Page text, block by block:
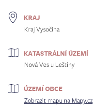
KRAJ
Kraj Vysočina
KATASTRÁLNÍ ÚZEMÍ
Nová Ves u Leštiny
ÚZEMÍ OBCE
Zobrazit mapu na Mapy.cz